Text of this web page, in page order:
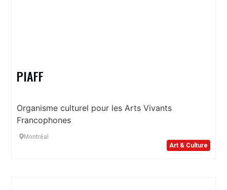
PIAFF
Organisme culturel pour les Arts Vivants
Francophones
Montréal
Art & Culture